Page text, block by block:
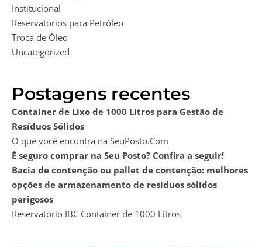
Institucional
Reservatórios para Petróleo
Troca de Óleo
Uncategorized
Postagens recentes
Container de Lixo de 1000 Litros para Gestão de
Resíduos Sólidos
O que você encontra na SeuPosto.Com
É seguro comprar na Seu Posto? Confira a seguir!
Bacia de contenção ou pallet de contenção: melhores
opções de armazenamento de resíduos sólidos
perigosos
Reservatório IBC Container de 1000 Litros